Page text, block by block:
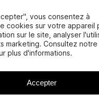
vous consentez à
cookies sur votre appareil
sur le site, analyser
marketing. Consultez
plus d'informations.
Accepter